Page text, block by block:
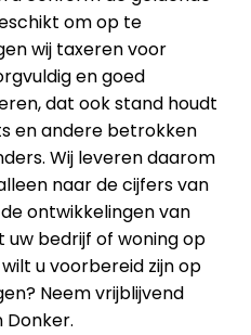
om op te
wij taxeren voor
en goed
dat ook stand houdt
en andere betrokken
Wij leveren daarom
naar de cijfers van
ontwikkelingen van
uw bedrijf of woning op
u voorbereid zijn op
Neem vrijblijvend